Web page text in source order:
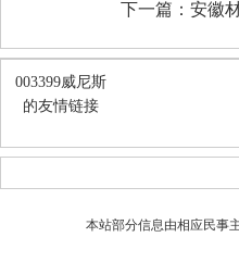
下一篇： 安徽
003399威尼斯
的友情链接
本站部分信息由相应民事